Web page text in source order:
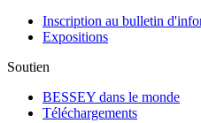
Inscription au bulletin
Expositions
Soutien
BESSEY dans le monde
Téléchargements